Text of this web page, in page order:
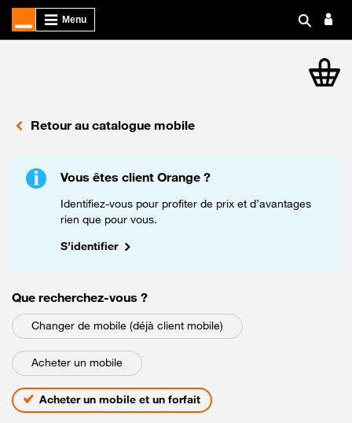
Retour au catalogue mobile
Vous êtes client Orange ?
Identifiez-vous pour profiter de prix et d’avantages
rien que pour vous.
S’identifier
Que recherchez-vous parmi les choix suivants
?
Changer de mobile (déjà client mobile)
Acheter un mobile
Acheter un mobile et un forfait